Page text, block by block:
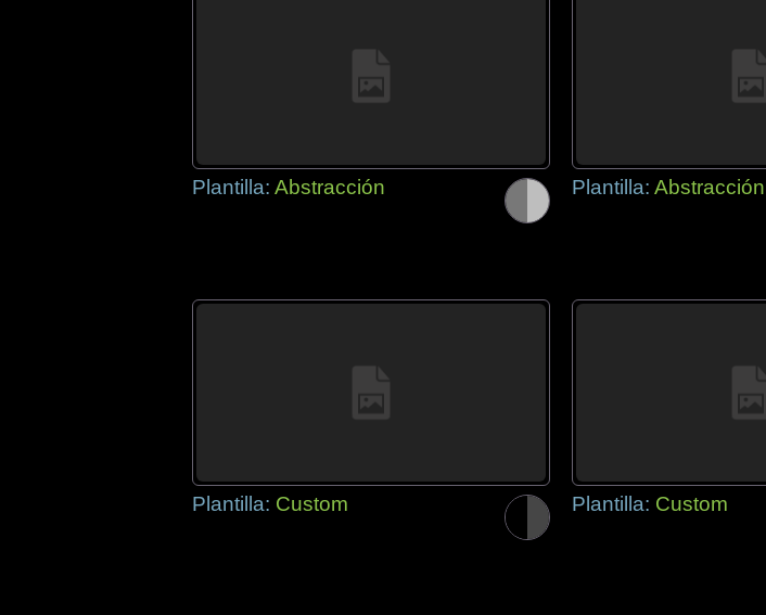
Plantilla: Abstracción Plantilla: Abstracción
Plantilla: Custom Plantilla: Custom